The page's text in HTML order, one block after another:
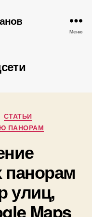
Меню
СТАТЬИ
ПАНОРАМ
панорам
улиц,
Maps
А
т
р
:
П
а
0